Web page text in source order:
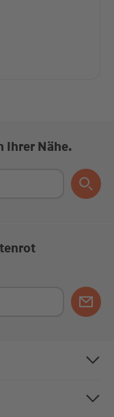
Ihrer Nähe.